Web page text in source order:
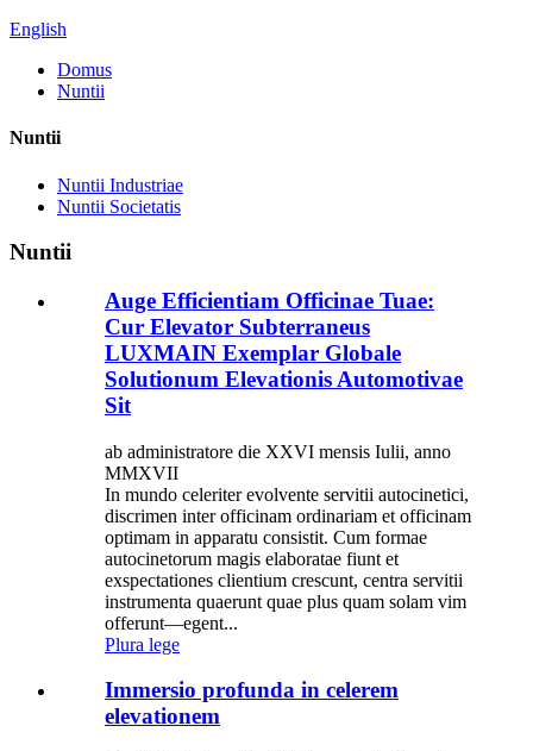
English
Domus
Nuntii
Nuntii
Nuntii Industriae
Nuntii Societatis
Nuntii
Auge Efficientiam Officinae Tuae:
Cur Elevator Subterraneus
LUXMAIN Exemplar Globale
Solutionum Elevationis Automotivae
Sit
ab administratore die XXVI mensis Iulii, anno
MMXVII
In mundo celeriter evolvente servitii autocinetici,
discrimen inter officinam ordinariam et officinam
optimam in apparatu consistit. Cum formae
autocinetorum magis elaboratae fiunt et
exspectationes clientium crescunt, centra servitii
instrumenta quaerunt quae plus quam solam vim
offerunt—egent...
Plura lege
Immersio profunda in celerem
elevationem